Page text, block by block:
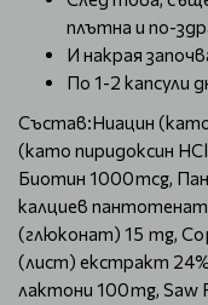
плътна и по-
И накрая
По 1-2 капсули
Състав:Ниацин
(като пиридоксин
Биотин 1000mcg,
калциев
(глюконат) 15 mg,
(лист) екстракт
лактони 100mg,